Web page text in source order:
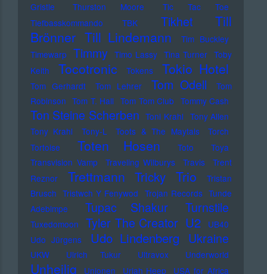
Gristle
Thurston Moore
Tic Tac Toe
Tiefbasskommando TBK
Tikhet
Till
Brönner Till Lindemann
Tim Buckley
Timewarp Timmy Timo Lassy Tina Turner Toby
Keith
Tocotronic Tokens Tokio Hotel
Tom Gerhardt Tom Lehrer Tom Odell
Tom
Robinson Tom T. Hall Tom Tom Club Tommy Cash
Ton Steine Scherben Toni Krahl Tony Allen
Tony Krahl
Tony-L Toots & The Maytals
Torch
Tortoise
Toten Hosen Toto
Toya
Transvision Vamp
Traveling Wilburys Travis
Trent
Reznor
Trettmann Tricky Trio
Tristan
Brusch Tristwch Y Fenywod Trojan Records Tunde
Adebimpe
Tupac Shakur Turnstile
Tuxedomoon Tyler The Creator U2
UB40
Udo Jürgens
Udo Lindenberg Ukraine
UKW Ulrich Tukur Ultravox Underworld
Unheilig Unionen Uriah Heep
USA for Africa